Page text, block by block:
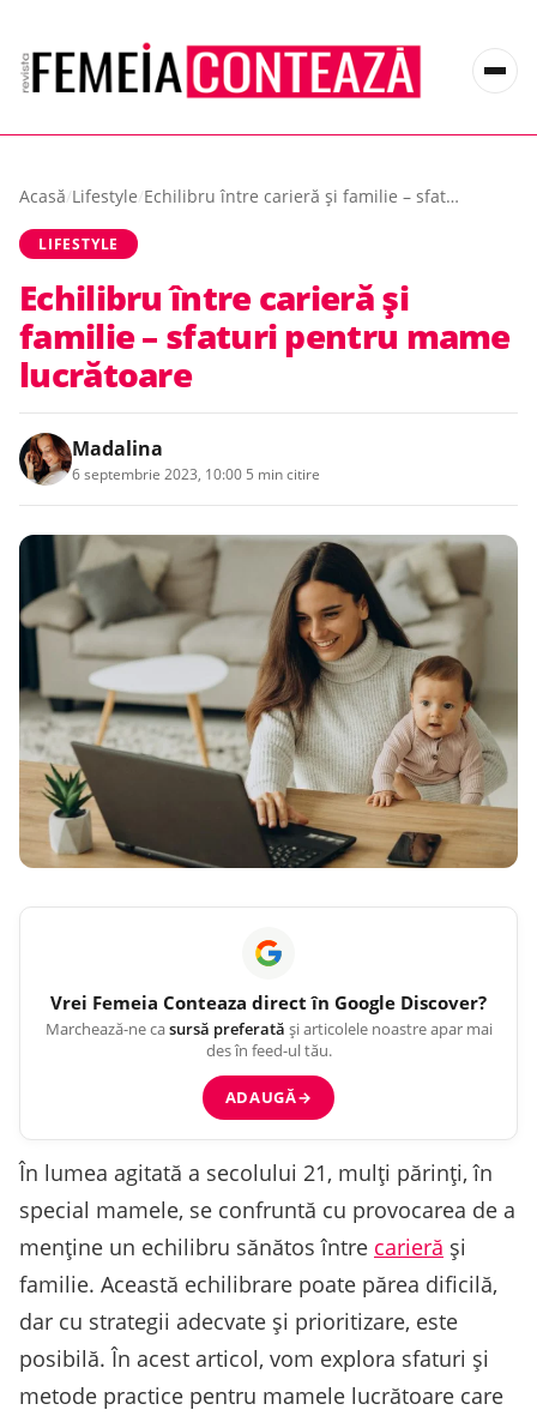
Acasă/Lifestyle/ Echilibru între carieră și familie – sfaturi pentru mame lucrătoare
LIFESTYLE
Echilibru între carieră și
familie – sfaturi pentru mame
lucrătoare
Madalina
6 septembrie 2023, 10:00 5 min citire
Vrei Femeia Conteaza direct în Google Discover?
Marchează-ne casursă preferată și articolele noastre apar mai
des în feed-ul tău.
ADAUGĂ→
În lumea agitată a secolului 21, mulți părinți, în
special mamele, se confruntă cu provocarea de a
menține un echilibru sănătos între carieră și
familie. Această echilibrare poate părea dificilă,
dar cu strategii adecvate și prioritizare, este
posibilă. În acest articol, vom explora sfaturi și
metode practice pentru mamele lucrătoare care